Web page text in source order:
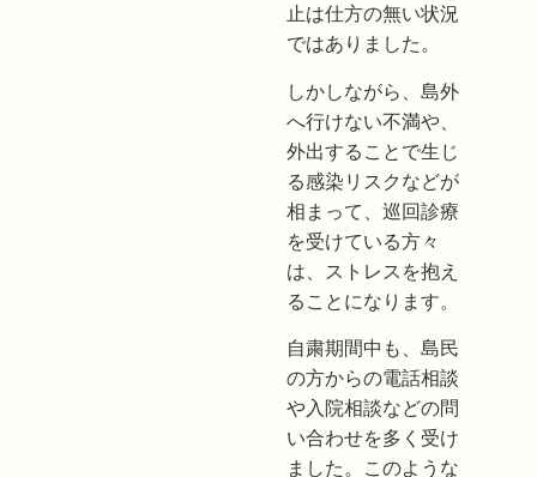
止は仕方の無い状況
ではありました。
しかしながら、島外
へ行けない不満や、
外出することで生じ
る感染リスクなどが
相まって、巡回診療
を受けている方々
は、ストレスを抱え
ることになります。
自粛期間中も、島民
の方からの電話相談
や入院相談などの問
い合わせを多く受け
ました。このような